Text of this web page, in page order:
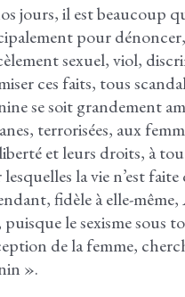
jours, il est beaucoup
pour
sexuel, viol,
ces faits, tous
se soit grandement
terrorisées, aux
et leurs droits, à
la vie n’est
fidèle à elle-même,
puisque le sexisme sous
de la femme,
».